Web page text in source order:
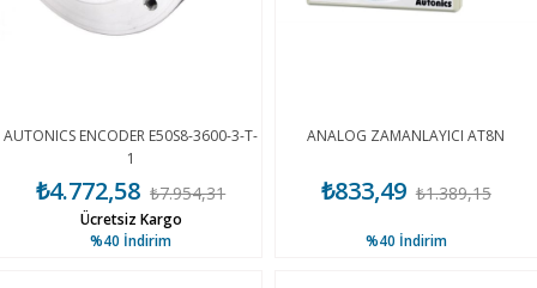
AUTONICS ENCODER E50S8-3600-3-T-
1
₺4.772,58 ₺7.954,31
%40 İndirim
Ücretsiz Kargo
ANALOG ZAMANLAYICI AT8N
₺833,49 ₺1.389,15
%40 İndirim